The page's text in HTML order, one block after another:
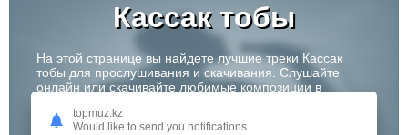
Кассак тобы
На этой странице вы найдете лучшие треки Кассак
тобы для прослушивания и скачивания. Слушайте
онлайн или скачивайте любимые композиции в
одного из самых перспективных артистов Казахстана!
topmuz.kz
Would like to send you notifications